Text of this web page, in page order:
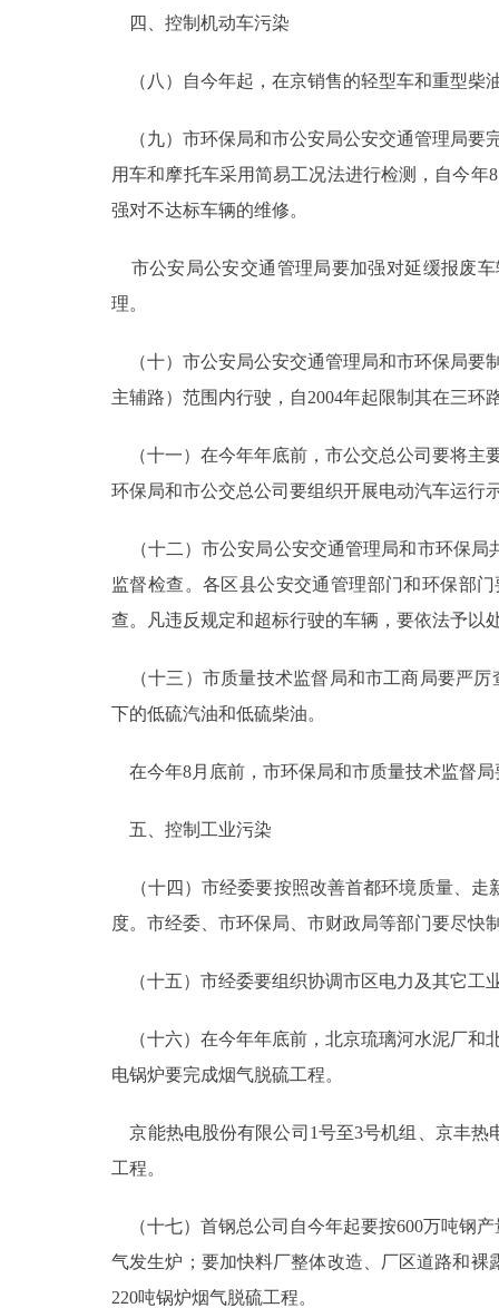
四、控制机动车污染
（八）自今年起，在京销售的轻型车和重型柴
（九）市环保局和市公安局公安交通管理局要
用车和摩托车采用简易工况法进行检测，自今
强对不达标车辆的维修。
市公安局公安交通管理局要加强对延缓报废
理。
（十）市公安局公安交通管理局和市环保局要
主辅路）范围内行驶，自2004年起限制其在三环
（十一）在今年年底前，市公交总公司要将主
环保局和市公交总公司要组织开展电动汽车运行
（十二）市公安局公安交通管理局和市环保局
监督检查。各区县公安交通管理部门和环保部
查。凡违反规定和超标行驶的车辆，要依法予以
（十三）市质量技术监督局和市工商局要严厉
下的低硫汽油和低硫柴油。
在今年8月底前，市环保局和市质量技术监督
五、控制工业污染
（十四）市经委要按照改善首都环境质量、走
度。市经委、市环保局、市财政局等部门要尽快
（十五）市经委要组织协调市区电力及其它工
（十六）在今年年底前，北京琉璃河水泥厂和
电锅炉要完成烟气脱硫工程。
京能热电股份有限公司1号至3号机组、京丰热
工程。
（十七）首钢总公司自今年起要按600万吨钢
气发生炉；要加快料厂整体改造、厂区道路和
220吨锅炉烟气脱硫工程。